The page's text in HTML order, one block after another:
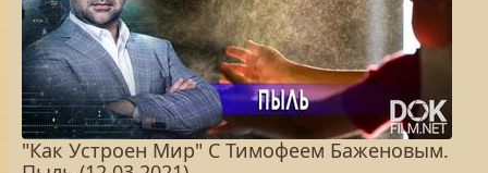
"Как Устроен Мир" С Тимофеем Баженовым.